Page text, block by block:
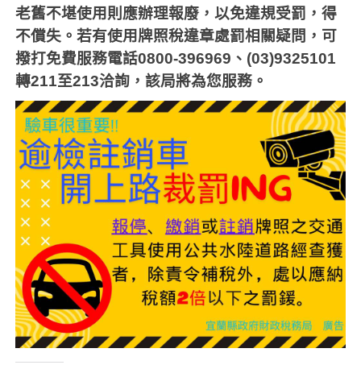
老舊不堪使用則應辦理報廢，以免違規受罰，得
不償失。若有使用牌照稅違章處罰相關疑問，可
撥打免費服務電話0800-396969 、 (03)9325101
轉211至213洽詢，該局將為您服務。